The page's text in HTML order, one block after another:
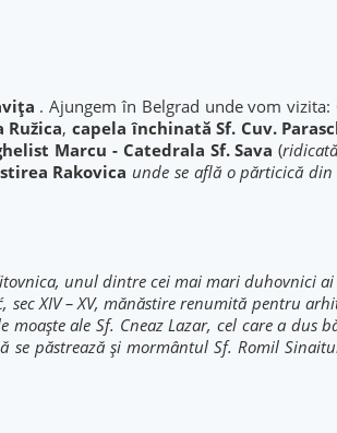
. Ajungem în Belgrad unde vom vizita:
Ružica, capela închinată Sf. Cuv.
Marcu - Catedrala Sf. Sava (
Rakovica unde se află o părticică din
unul dintre cei mai mari duhovnici
XIV – XV, mănăstire renumită pentru
ale Sf. Cneaz Lazar, cel care a dus
păstrează și mormântul Sf. Romil